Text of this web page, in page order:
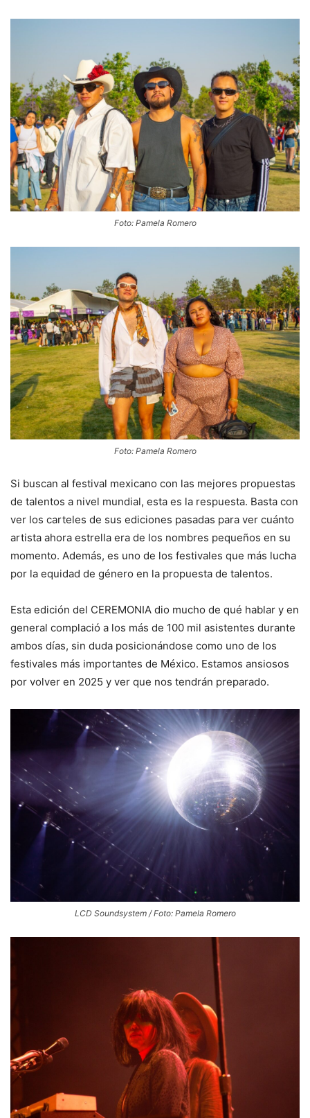
Foto: Pamela Romero
Foto: Pamela Romero
Si buscan al festival mexicano con las mejores propuestas
de talentos a nivel mundial, esta es la respuesta. Basta con
ver los carteles de sus ediciones pasadas para ver cuánto
artista ahora estrella era de los nombres pequeños en su
momento. Además, es uno de los festivales que más lucha
por la equidad de género en la propuesta de talentos.
Esta edición del CEREMONIA dio mucho de qué hablar y en
general complació a los más de 100 mil asistentes durante
ambos días, sin duda posicionándose como uno de los
festivales más importantes de México. Estamos ansiosos
por volver en 2025 y ver que nos tendrán preparado.
LCD Soundsystem / Foto: Pamela Romero